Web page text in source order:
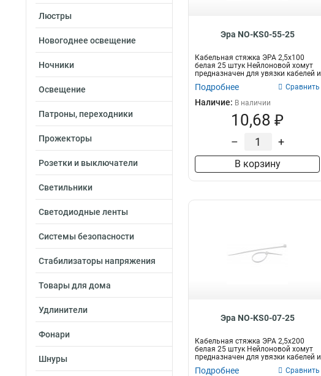
Люстры
Новогоднее освещение
Ночники
Освещение
Патроны, переходники
Прожекторы
Розетки и выключатели
Светильники
Светодиодные ленты
Системы безопасности
Стабилизаторы напряжения
Товары для дома
Удлинители
Фонари
Шнуры
Эра NO-KS0-55-25
Кабельная стяжка ЭРА 2,5х100
белая 25 штук Нейлоновой хомут
предназначен для увязки кабелей и
Подробнее Сравнить
Наличие: В наличии
10,68 ₽
– +
В корзину
Эра NO-KS0-07-25
Кабельная стяжка ЭРА 2,5х200
белая 25 штук Нейлоновой хомут
предназначен для увязки кабелей и
Подробнее Сравнить